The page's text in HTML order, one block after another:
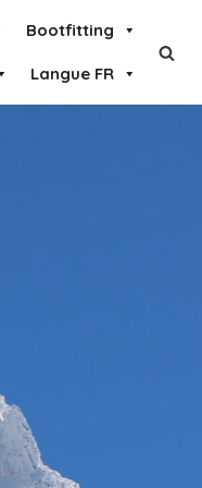
Bootfitting
Langue FR